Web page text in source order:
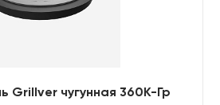
Grillver чугунная 360К-Гр